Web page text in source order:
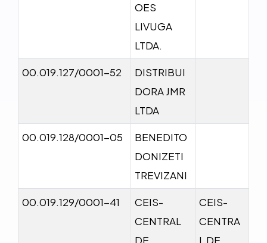
OES
LIVUGA
LTDA.
00.019.127/0001-52
DISTRIBUI
DORA JMR
LTDA
00.019.128/0001-05
BENEDITO
DONIZETI
TREVIZANI
00.019.129/0001-41
CEIS-
CENTRAL
DE
CEIS-
CENTRA
L DE